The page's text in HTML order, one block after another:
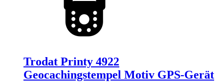
Trodat Printy 4922
Geocachingstempel Motiv GPS-Gerät